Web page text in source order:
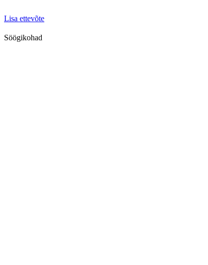
Lisa ettevõte
Söögikohad